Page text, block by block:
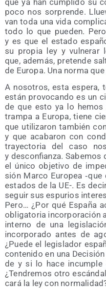
po­co nos sor­pren­de.
van toda una vida
todo lo que pue­den.
y es que el esta­do
su pro­pia ley y vul­ne­rar
que, ade­más, pre­ten­de
de Euro­pa. Una nor­ma
A noso­tros, esta espe­ra,
están pro­vo­can­do es un
de que esto ya lo
tram­pa a Euro­pa, tie­ne
que uti­li­za­ron tam­bién
y que aca­ba­ron con
tra­yec­to­ria del caso
y des­con­fian­za. Sabe­mos
el úni­co obje­ti­vo de
sión Mar­co Euro­pea
esta­dos de la UE-. Es
se­guir sus espu­rios
Pero… ¿Por qué Espa­ña
obli­ga­to­ria incor­po­ra­ción
interno de una
incor­po­ra­do antes de
¿Pue­de el legis­la­dor
con­te­ni­do en una
de y si lo hace incum­ple
¿Ten­dre­mos otro
ca­rá la ley con